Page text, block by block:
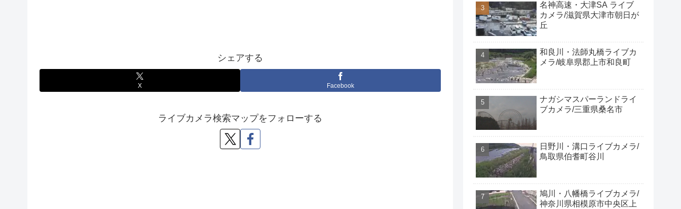
シェアする
X Facebook
ライブカメラ検索マップをフォローする
名神高速・大津SA ライブ
カメラ/滋賀県大津市朝日が
丘
和良川・法師丸橋ライブカ
メラ/岐阜県郡上市和良町
ナガシマスパーランドライ
ブカメラ/三重県桑名市
日野川・溝口ライブカメラ/
鳥取県伯耆町谷川
鳩川・八幡橋ライブカメラ/
神奈川県相模原市中央区上